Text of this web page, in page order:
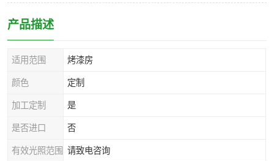
产品描述
适用范围 烤漆房
颜色 定制
加工定制 是
是否进口 否
有效光照范围 请致电咨询